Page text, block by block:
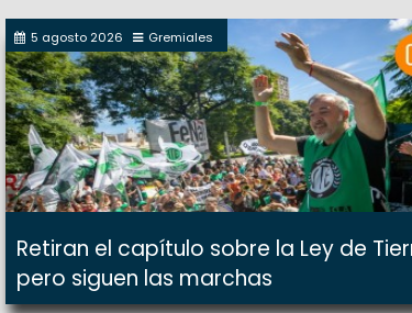
5 agosto 2026 Gremiales
Retiran el capítulo sobre la Ley de
pero siguen las marchas